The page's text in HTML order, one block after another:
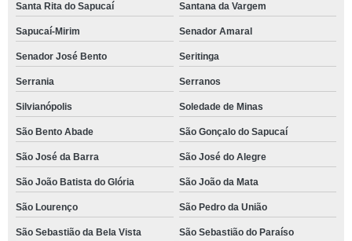
Santa Rita do Sapucaí Santana da Vargem
Sapucaí-Mirim Senador Amaral
Senador José Bento Seritinga
Serrania Serranos
Silvianópolis Soledade de Minas
São Bento Abade São Gonçalo do Sapucaí
São José da Barra São José do Alegre
São João Batista do Glória São João da Mata
São Lourenço São Pedro da União
São Sebastião da Bela Vista São Sebastião do Paraíso